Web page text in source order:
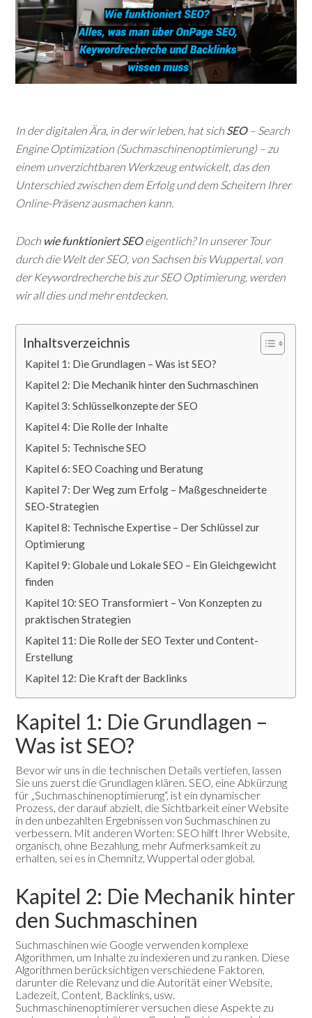
In der digitalen Ära, in der wir leben, hat sich SEO– Search
Engine Optimization (Suchmaschinenoptimierung) – zu
einem unverzichtbaren Werkzeug entwickelt, das den
Unterschied zwischen dem Erfolg und dem Scheitern Ihrer
Online-Präsenz ausmachen kann.
Doch wie funktioniert SEOeigentlich? In unserer Tour
durch die Welt der SEO, von Sachsen bis Wuppertal, von
der Keywordrecherche bis zur SEO Optimierung, werden
wir all dies und mehr entdecken.
Inhaltsverzeichnis
Kapitel 1: Die Grundlagen – Was ist SEO?
Kapitel 2: Die Mechanik hinter den Suchmaschinen
Kapitel 3: Schlüsselkonzepte der SEO
Kapitel 4: Die Rolle der Inhalte
Kapitel 5: Technische SEO
Kapitel 6: SEO Coaching und Beratung
Kapitel 7: Der Weg zum Erfolg – Maßgeschneiderte
SEO-Strategien
Kapitel 8: Technische Expertise – Der Schlüssel zur
Optimierung
Kapitel 9: Globale und Lokale SEO – Ein Gleichgewicht
finden
Kapitel 10: SEO Transformiert – Von Konzepten zu
praktischen Strategien
Kapitel 11: Die Rolle der SEO Texter und Content-
Erstellung
Kapitel 12: Die Kraft der Backlinks
Kapitel 1: Die Grundlagen –
Was ist SEO?
Bevor wir uns in die technischen Details vertiefen, lassen
Sie uns zuerst die Grundlagen klären. SEO, eine Abkürzung
für „Suchmaschinenoptimierung“, ist ein dynamischer
Prozess, der darauf abzielt, die Sichtbarkeit einer Website
in den unbezahlten Ergebnissen von Suchmaschinen zu
verbessern. Mit anderen Worten: SEO hilft Ihrer Website,
organisch, ohne Bezahlung, mehr Aufmerksamkeit zu
erhalten, sei es in Chemnitz, Wuppertal oder global.
Kapitel 2: Die Mechanik hinter
den Suchmaschinen
Suchmaschinen wie Google verwenden komplexe
Algorithmen, um Inhalte zu indexieren und zu ranken. Diese
Algorithmen berücksichtigen verschiedene Faktoren,
darunter die Relevanz und die Autorität einer Website,
Ladezeit, Content, Backlinks, usw.
Suchmaschinenoptimierer versuchen diese Aspekte zu